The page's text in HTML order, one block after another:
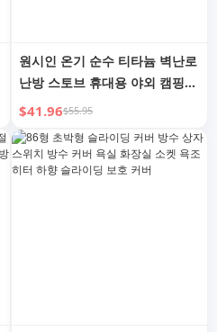
원시인 온기 순수 티타늄 벽난로
난방 스토브 휴대용 야외 캠핑
텐트 히터 캠핑 조리 도구 스토
브
$41.96$55.95